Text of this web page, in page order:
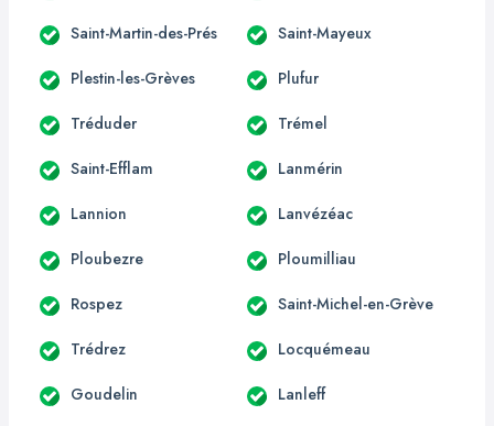
Saint-Martin-des-Prés Saint-Mayeux
Plestin-les-Grèves Plufur
Tréduder Trémel
Saint-Efflam Lanmérin
Lannion Lanvézéac
Ploubezre Ploumilliau
Rospez Saint-Michel-en-Grève
Trédrez Locquémeau
Goudelin Lanleff